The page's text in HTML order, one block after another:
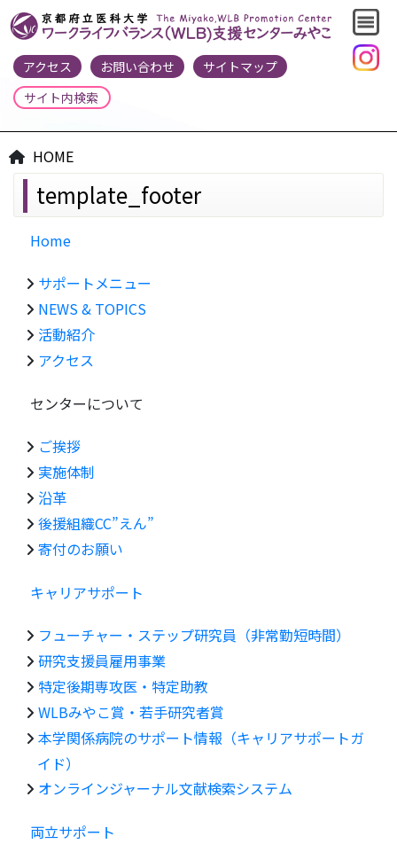
アクセス お問い合わせ サイトマップ
HOME
template_footer
Home
サポートメニュー
NEWS & TOPICS
活動紹介
アクセス
センターについて
ご挨拶
実施体制
沿革
後援組織CC”えん”
寄付のお願い
キャリアサポート
フューチャー・ステップ研究員（非常勤短時間）
研究支援員雇用事業
特定後期専攻医・特定助教
WLBみやこ賞・若手研究者賞
本学関係病院のサポート情報（キャリアサポートガ
イド）
オンラインジャーナル文献検索システム
両立サポート